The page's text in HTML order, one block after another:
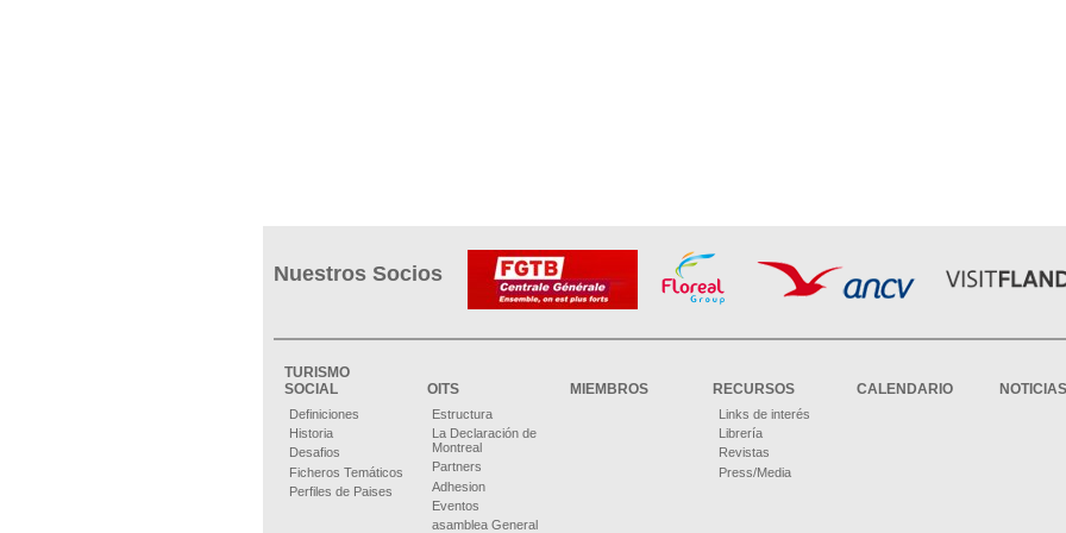
Nuestros Socios
TURISMO
SOCIAL
Definiciones
Historia
Desafios
Ficheros Temáticos
Perfiles de Paises
OITS
Estructura
La Declaración de
Montreal
Partners
Adhesion
Eventos
asamblea General
MIEMBROS RECURSOS
Links de interés
Librería
Revistas
Press/Media
CALENDARIO